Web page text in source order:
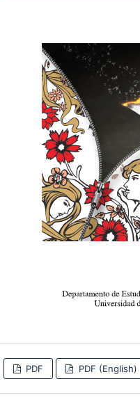
PDF PDF (English)